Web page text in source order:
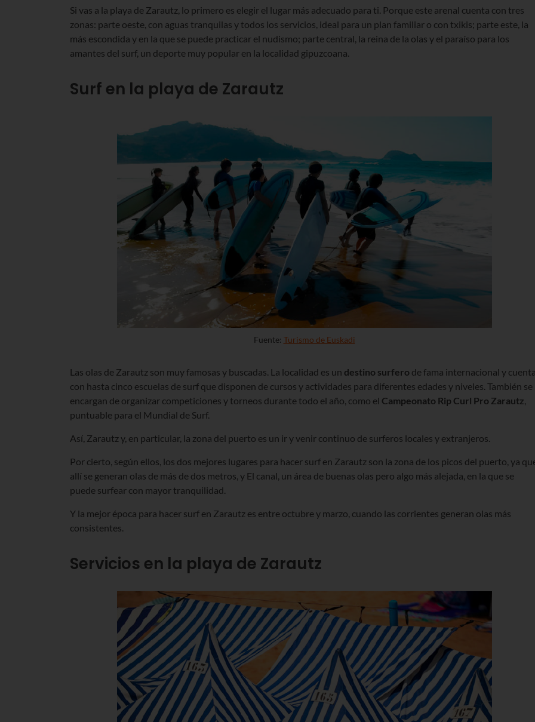
Si vas a la playa de Zarautz, lo primero es elegir el lugar más adecuado para ti. Porque este arenal cuenta con tres
zonas: parte oeste, con aguas tranquilas y todos los servicios, ideal para un plan familiar o con txikis; parte este, la
más escondida y en la que se puede practicar el nudismo; parte central, la reina de la olas y el paraíso para los
amantes del surf, un deporte muy popular en la localidad gipuzcoana.
Surf en la playa de Zarautz
Fuente: Turismo de Euskadi
Las olas de Zarautz son muy famosas y buscadas. La localidad es un destino surfero de fama internacional y
con hasta cinco escuelas de surf que disponen de cursos y actividades para diferentes edades y niveles. También se
encargan de organizar competiciones y torneos durante todo el año, como el Campeonato Rip Curl Pro Zarautz
puntuable para el Mundial de Surf.
Así, Zarautz y, en particular, la zona del puerto es un ir y venir continuo de surferos locales y extranjeros.
Por cierto, según ellos, los dos mejores lugares para hacer surf en Zarautz son la zona de los picos del puerto, ya
allí se generan olas de más de dos metros, y El canal, un área de buenas olas pero algo más alejada, en la que se
puede surfear con mayor tranquilidad.
Y la mejor época para hacer surf en Zarautz es entre octubre y marzo, cuando las corrientes generan olas más
consistentes.
Servicios en la playa de Zarautz